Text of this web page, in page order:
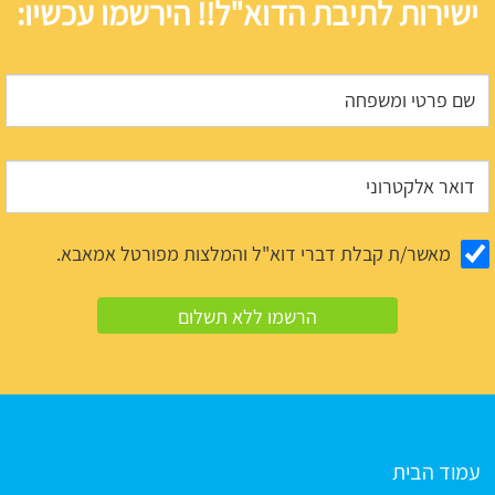
ישירות לתיבת הדוא"ל!! הירשמו עכשיו:
מאשר/ת קבלת דברי דוא"ל והמלצות מפורטל אמאבא.
עמוד הבית